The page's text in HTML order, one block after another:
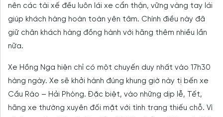
nên các tài xế đều luôn lái xe cẩn thận, vững vàng tay lái
giúp khách hàng hoàn toàn yên tâm. Chính điều này đã
giữ chân khách hàng đồng hành với hãng thêm nhiều lần
nữa.
Xe Hồng Nga hiện chỉ có một chuyến duy nhất vào 17h30
hàng ngày. Xe sẽ khởi hành đúng khung giờ này tị bến xe
Cầu Rào – Hải Phòng. Đặc biệt, vào những dịp lễ, Tết,
hãng xe thường xuyên đối mặt với tình trạng thiếu chỗ. Vì